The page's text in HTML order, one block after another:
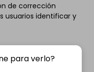
de corrección
usuarios identificar y
permite a los
idiomas.
para verlo?